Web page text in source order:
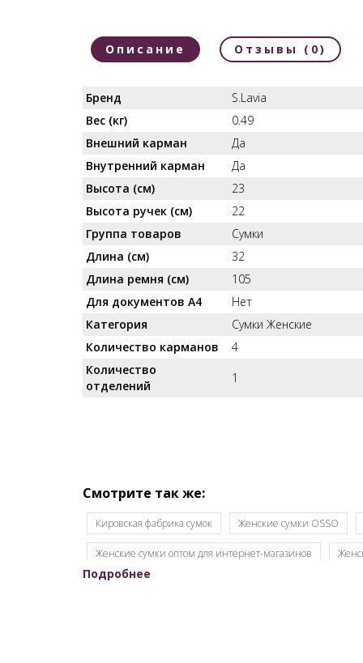
Описание Отзывы (0)
Бренд
S.Lavia
Вес (кг)
0.49
Внешний карман
Да
Внутренний карман
Да
Высота (см)
23
Высота ручек (см)
22
Группа товаров
Сумки
Длина (см)
32
Длина ремня (см)
105
Для документов А4
Нет
Категория
Сумки Женские
Количество карманов
4
Количество
отделений
1
Смотрите так же:
Кировская фабрика сумок Женские сумки OSSO
Женские сумки оптом для интернет-магазинов
Женские сумки от производителя
Подробнее